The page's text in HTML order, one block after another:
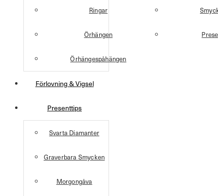
Ringar
Örhängen
Örhängespåhängen
Förlovning & Vigsel
Presenttips
Svarta Diamanter
Graverbara Smycken
Morgongåva